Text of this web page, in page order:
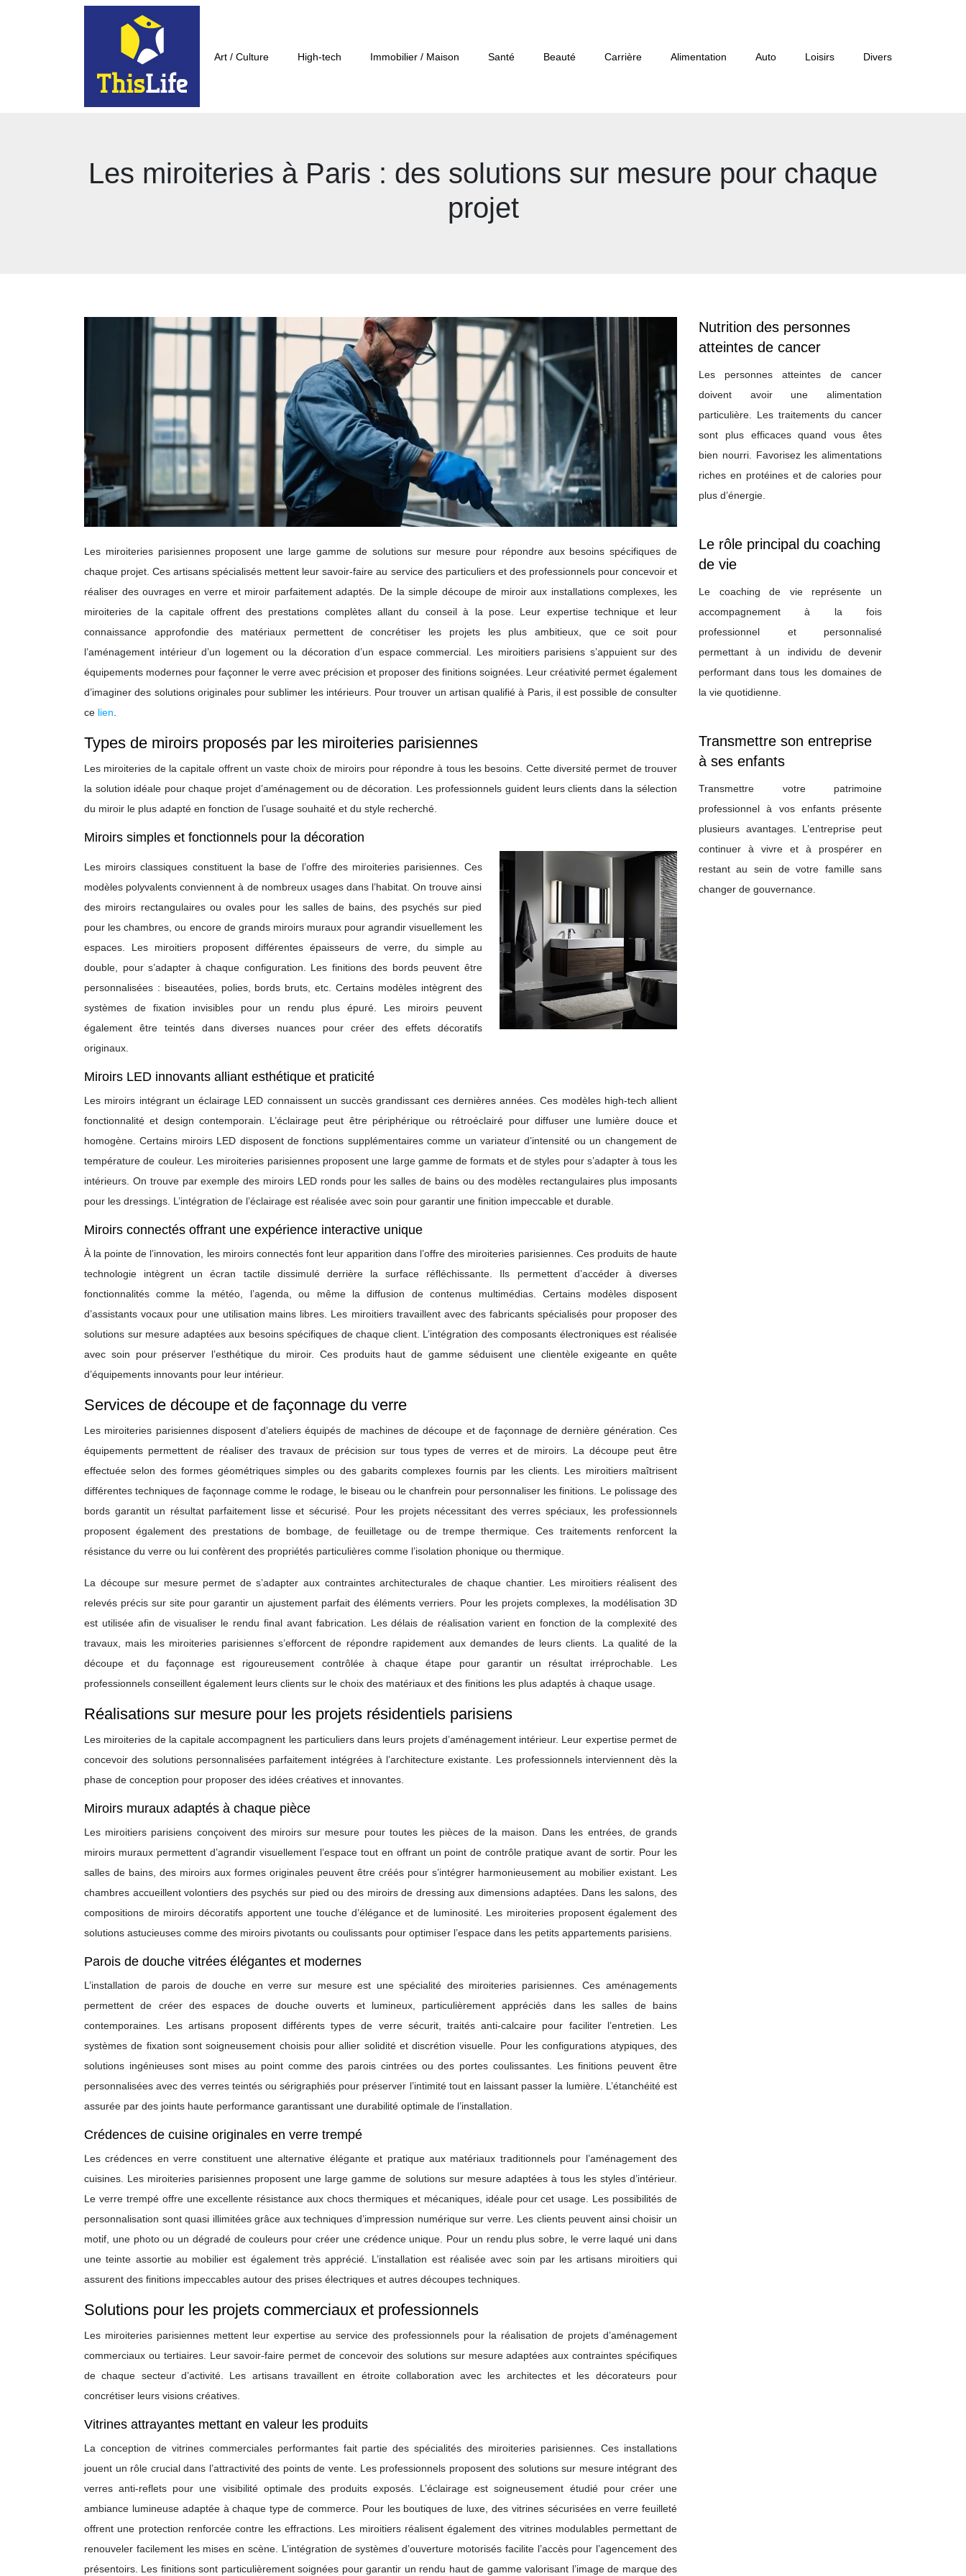
Art / Culture High-tech Immobilier / Maison Santé Beauté Carrière Alimentation Auto Loisirs Divers
Les miroiteries à Paris : des solutions sur mesure pour chaque
projet
Les miroiteries parisiennes proposent une large gamme de solutions sur mesure pour répondre aux besoins spécifiques de
chaque projet. Ces artisans spécialisés mettent leur savoir-faire au service des particuliers et des professionnels pour concevoir et
réaliser des ouvrages en verre et miroir parfaitement adaptés. De la simple découpe de miroir aux installations complexes, les
miroiteries de la capitale offrent des prestations complètes allant du conseil à la pose. Leur expertise technique et leur
connaissance approfondie des matériaux permettent de concrétiser les projets les plus ambitieux, que ce soit pour
l’aménagement intérieur d’un logement ou la décoration d’un espace commercial. Les miroitiers parisiens s’appuient sur des
équipements modernes pour façonner le verre avec précision et proposer des finitions soignées. Leur créativité permet également
d’imaginer des solutions originales pour sublimer les intérieurs. Pour trouver un artisan qualifié à Paris, il est possible de consulter
ce lien
Types de miroirs proposés par les miroiteries parisiennes
Les miroiteries de la capitale offrent un vaste choix de miroirs pour répondre à tous les besoins. Cette diversité permet de trouver
la solution idéale pour chaque projet d’aménagement ou de décoration. Les professionnels guident leurs clients dans la sélection
du miroir le plus adapté en fonction de l’usage souhaité et du style recherché.
Miroirs simples et fonctionnels pour la décoration
Les miroirs classiques constituent la base de l’offre des miroiteries parisiennes. Ces
modèles polyvalents conviennent à de nombreux usages dans l’habitat. On trouve ainsi
des miroirs rectangulaires ou ovales pour les salles de bains, des psychés sur pied
pour les chambres, ou encore de grands miroirs muraux pour agrandir visuellement les
espaces. Les miroitiers proposent différentes épaisseurs de verre, du simple au
double, pour s’adapter à chaque configuration. Les finitions des bords peuvent être
personnalisées : biseautées, polies, bords bruts, etc. Certains modèles intègrent des
systèmes de fixation invisibles pour un rendu plus épuré. Les miroirs peuvent
également être teintés dans diverses nuances pour créer des effets décoratifs
originaux.
Miroirs LED innovants alliant esthétique et praticité
Les miroirs intégrant un éclairage LED connaissent un succès grandissant ces dernières années. Ces modèles high-tech allient
fonctionnalité et design contemporain. L’éclairage peut être périphérique ou rétroéclairé pour diffuser une lumière douce et
homogène. Certains miroirs LED disposent de fonctions supplémentaires comme un variateur d’intensité ou un changement de
température de couleur. Les miroiteries parisiennes proposent une large gamme de formats et de styles pour s’adapter à tous les
intérieurs. On trouve par exemple des miroirs LED ronds pour les salles de bains ou des modèles rectangulaires plus imposants
pour les dressings. L’intégration de l’éclairage est réalisée avec soin pour garantir une finition impeccable et durable.
Miroirs connectés offrant une expérience interactive unique
À la pointe de l’innovation, les miroirs connectés font leur apparition dans l’offre des miroiteries parisiennes. Ces produits de haute
technologie intègrent un écran tactile dissimulé derrière la surface réfléchissante. Ils permettent d’accéder à diverses
fonctionnalités comme la météo, l’agenda, ou même la diffusion de contenus multimédias. Certains modèles disposent
d’assistants vocaux pour une utilisation mains libres. Les miroitiers travaillent avec des fabricants spécialisés pour proposer des
solutions sur mesure adaptées aux besoins spécifiques de chaque client. L’intégration des composants électroniques est réalisée
avec soin pour préserver l’esthétique du miroir. Ces produits haut de gamme séduisent une clientèle exigeante en quête
d’équipements innovants pour leur intérieur.
Services de découpe et de façonnage du verre
Les miroiteries parisiennes disposent d’ateliers équipés de machines de découpe et de façonnage de dernière génération. Ces
équipements permettent de réaliser des travaux de précision sur tous types de verres et de miroirs. La découpe peut être
effectuée selon des formes géométriques simples ou des gabarits complexes fournis par les clients. Les miroitiers maîtrisent
différentes techniques de façonnage comme le rodage, le biseau ou le chanfrein pour personnaliser les finitions. Le polissage des
bords garantit un résultat parfaitement lisse et sécurisé. Pour les projets nécessitant des verres spéciaux, les professionnels
proposent également des prestations de bombage, de feuilletage ou de trempe thermique. Ces traitements renforcent la
résistance du verre ou lui confèrent des propriétés particulières comme l’isolation phonique ou thermique.
La découpe sur mesure permet de s’adapter aux contraintes architecturales de chaque chantier. Les miroitiers réalisent des
relevés précis sur site pour garantir un ajustement parfait des éléments verriers. Pour les projets complexes, la modélisation 3D
est utilisée afin de visualiser le rendu final avant fabrication. Les délais de réalisation varient en fonction de la complexité des
travaux, mais les miroiteries parisiennes s’efforcent de répondre rapidement aux demandes de leurs clients. La qualité de la
découpe et du façonnage est rigoureusement contrôlée à chaque étape pour garantir un résultat irréprochable. Les
professionnels conseillent également leurs clients sur le choix des matériaux et des finitions les plus adaptés à chaque usage.
Réalisations sur mesure pour les projets résidentiels parisiens
Les miroiteries de la capitale accompagnent les particuliers dans leurs projets d’aménagement intérieur. Leur expertise permet de
concevoir des solutions personnalisées parfaitement intégrées à l’architecture existante. Les professionnels interviennent dès la
phase de conception pour proposer des idées créatives et innovantes.
Miroirs muraux adaptés à chaque pièce
Les miroitiers parisiens conçoivent des miroirs sur mesure pour toutes les pièces de la maison. Dans les entrées, de grands
miroirs muraux permettent d’agrandir visuellement l’espace tout en offrant un point de contrôle pratique avant de sortir. Pour les
salles de bains, des miroirs aux formes originales peuvent être créés pour s’intégrer harmonieusement au mobilier existant. Les
chambres accueillent volontiers des psychés sur pied ou des miroirs de dressing aux dimensions adaptées. Dans les salons, des
compositions de miroirs décoratifs apportent une touche d’élégance et de luminosité. Les miroiteries proposent également des
solutions astucieuses comme des miroirs pivotants ou coulissants pour optimiser l’espace dans les petits appartements parisiens.
Parois de douche vitrées élégantes et modernes
L’installation de parois de douche en verre sur mesure est une spécialité des miroiteries parisiennes. Ces aménagements
permettent de créer des espaces de douche ouverts et lumineux, particulièrement appréciés dans les salles de bains
contemporaines. Les artisans proposent différents types de verre sécurit, traités anti-calcaire pour faciliter l’entretien. Les
systèmes de fixation sont soigneusement choisis pour allier solidité et discrétion visuelle. Pour les configurations atypiques, des
solutions ingénieuses sont mises au point comme des parois cintrées ou des portes coulissantes. Les finitions peuvent être
personnalisées avec des verres teintés ou sérigraphiés pour préserver l’intimité tout en laissant passer la lumière. L’étanchéité est
assurée par des joints haute performance garantissant une durabilité optimale de l’installation.
Crédences de cuisine originales en verre trempé
Les crédences en verre constituent une alternative élégante et pratique aux matériaux traditionnels pour l’aménagement des
cuisines. Les miroiteries parisiennes proposent une large gamme de solutions sur mesure adaptées à tous les styles d’intérieur.
Le verre trempé offre une excellente résistance aux chocs thermiques et mécaniques, idéale pour cet usage. Les possibilités de
personnalisation sont quasi illimitées grâce aux techniques d’impression numérique sur verre. Les clients peuvent ainsi choisir un
motif, une photo ou un dégradé de couleurs pour créer une crédence unique. Pour un rendu plus sobre, le verre laqué uni dans
une teinte assortie au mobilier est également très apprécié. L’installation est réalisée avec soin par les artisans miroitiers qui
assurent des finitions impeccables autour des prises électriques et autres découpes techniques.
Solutions pour les projets commerciaux et professionnels
Les miroiteries parisiennes mettent leur expertise au service des professionnels pour la réalisation de projets d’aménagement
commerciaux ou tertiaires. Leur savoir-faire permet de concevoir des solutions sur mesure adaptées aux contraintes spécifiques
de chaque secteur d’activité. Les artisans travaillent en étroite collaboration avec les architectes et les décorateurs pour
concrétiser leurs visions créatives.
Vitrines attrayantes mettant en valeur les produits
La conception de vitrines commerciales performantes fait partie des spécialités des miroiteries parisiennes. Ces installations
jouent un rôle crucial dans l’attractivité des points de vente. Les professionnels proposent des solutions sur mesure intégrant des
verres anti-reflets pour une visibilité optimale des produits exposés. L’éclairage est soigneusement étudié pour créer une
ambiance lumineuse adaptée à chaque type de commerce. Pour les boutiques de luxe, des vitrines sécurisées en verre feuilleté
offrent une protection renforcée contre les effractions. Les miroitiers réalisent également des vitrines modulables permettant de
renouveler facilement les mises en scène. L’intégration de systèmes d’ouverture motorisés facilite l’accès pour l’agencement des
présentoirs. Les finitions sont particulièrement soignées pour garantir un rendu haut de gamme valorisant l’image de marque des
Nutrition des personnes
atteintes de cancer
Les personnes atteintes de cancer
doivent avoir une alimentation
particulière. Les traitements du cancer
sont plus efficaces quand vous êtes
bien nourri. Favorisez les alimentations
riches en protéines et de calories pour
plus d’énergie.
Le rôle principal du coaching
de vie
Le coaching de vie représente un
accompagnement à la fois
professionnel et personnalisé
permettant à un individu de devenir
performant dans tous les domaines de
la vie quotidienne.
Transmettre son entreprise
à ses enfants
Transmettre votre patrimoine
professionnel à vos enfants présente
plusieurs avantages. L’entreprise peut
continuer à vivre et à prospérer en
restant au sein de votre famille sans
changer de gouvernance.